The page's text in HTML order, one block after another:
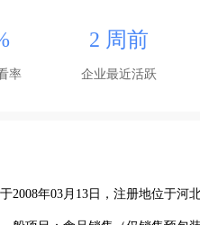
率
2 周前
企业最近活跃
2008年03月13日，注册地位于